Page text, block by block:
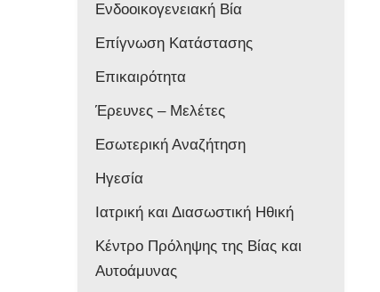
Ενδοοικογενειακή Βία
Επίγνωση Κατάστασης
Επικαιρότητα
Έρευνες – Μελέτες
Εσωτερική Αναζήτηση
Ηγεσία
Ιατρική και Διασωστική Ηθική
Κέντρο Πρόληψης της Βίας και
Αυτοάμυνας